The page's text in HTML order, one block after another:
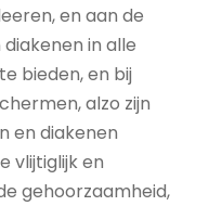
en aan de
in alle
bieden, en bij
alzo zijn
en diakenen
vlijtiglijk en
gehoorzaamheid,